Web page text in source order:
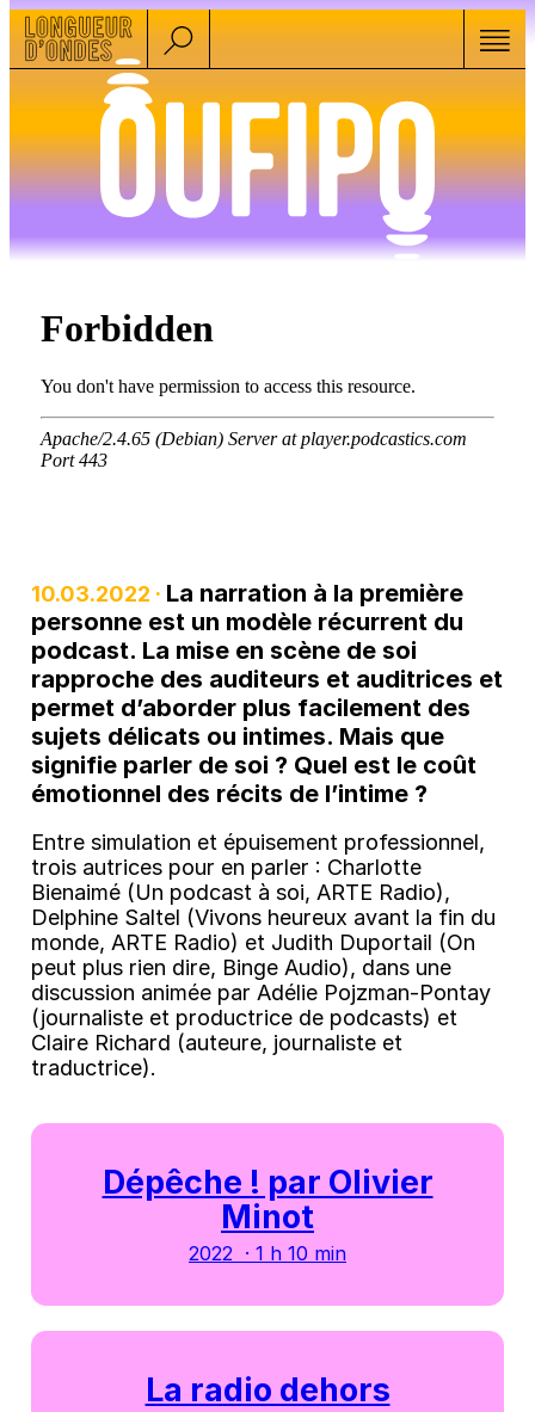
10.03.2022 · La narration à la première
personne est un modèle récurrent du
podcast. La mise en scène de soi
rapproche des auditeurs et auditrices et
permet d’aborder plus facilement des
sujets délicats ou intimes. Mais que
signifie parler de soi ? Quel est le coût
émotionnel des récits de l’intime ?
Entre simulation et épuisement professionnel,
trois autrices pour en parler : Charlotte
Bienaimé (Un podcast à soi, ARTE Radio),
Delphine Saltel (Vivons heureux avant la fin du
monde, ARTE Radio) et Judith Duportail (On
peut plus rien dire, Binge Audio), dans une
discussion animée par Adélie Pojzman-Pontay
(journaliste et productrice de podcasts) et
Claire Richard (auteure, journaliste et
traductrice).
Dépêche ! par Olivier
Minot
2022 · 1 h 10 min
La radio dehors